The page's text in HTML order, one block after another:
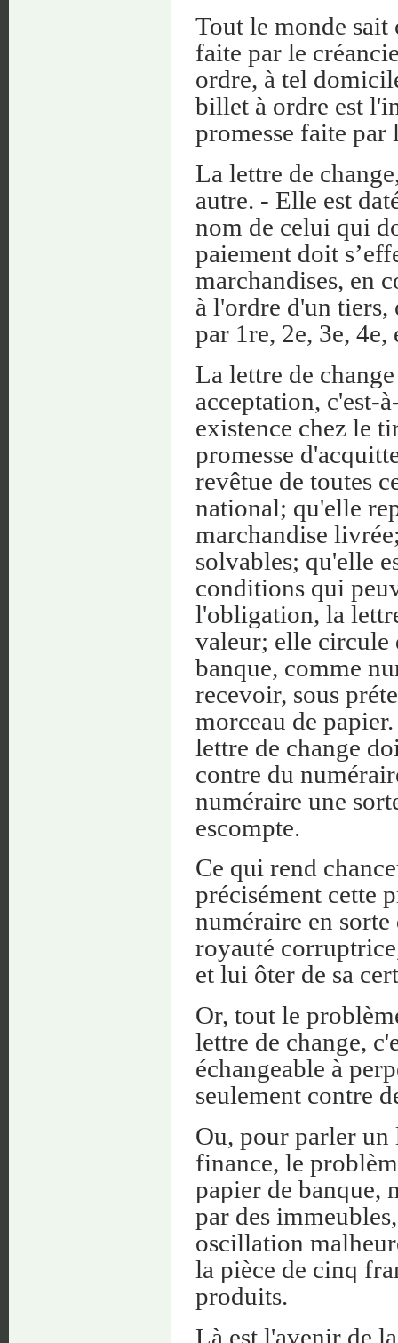
Tout le monde
faite par le
ordre, à tel
billet à ordre est
promesse faite par
La lettre de
autre. - Elle est
nom de celui qui
paiement doit
marchandises, en
à l'ordre d'un
par 1re, 2e, 3e,
La lettre de
acceptation, c'est-
existence chez le
promesse
revêtue de toutes
national; qu'elle
marchandise
solvables; qu'elle
conditions qui
l'obligation, la
valeur; elle circule
banque, comme
recevoir, sous
morceau de
lettre de change
contre du
numéraire une
escompte.
Ce qui rend
précisément cette
numéraire en
royauté
et lui ôter de sa
Or, tout le
lettre de change,
échangeable à
seulement contre
Ou, pour parler un
finance, le
papier de banque,
par des
oscillation
la pièce de cinq
produits.
Là est l'avenir de